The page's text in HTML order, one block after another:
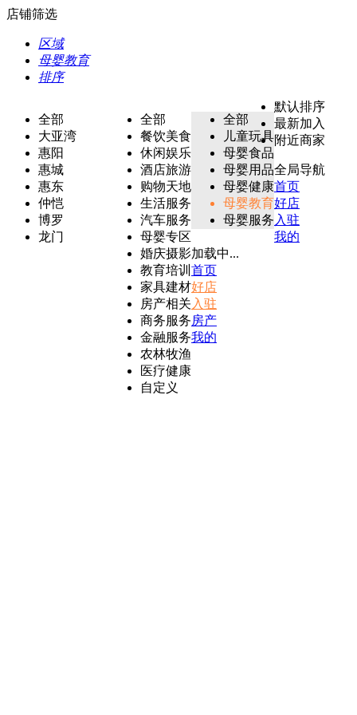
店铺筛选
区域
母婴教育
排序
全部
大亚湾
惠阳
惠城
惠东
仲恺
博罗
龙门
全部
餐饮美食
休闲娱乐
酒店旅游
购物天地
生活服务
汽车服务
母婴专区
婚庆摄影
教育培训
家具建材
房产相关
商务服务
金融服务
农林牧渔
医疗健康
自定义
全部
儿童玩具
母婴食品
母婴用品
母婴健康
母婴教育
母婴服务
默认排序
最新加入
附近商家
全局导航
首页
好店
入驻
我的
加载中...
首页
好店
入驻
房产
我的